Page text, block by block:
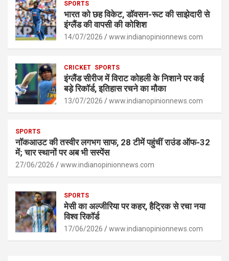
s
A
p
p
b
o
o
n
g
er
Li
n
k
e
SPORTS
भारत को छह विकेट, डॉवसन-रूट की साझेदारी से
इंग्लैंड की वापसी की कोशिश
14/07/2026 www.indianopinionnews.com
CRICKET SPORTS
इंग्लैंड सीरीज में विराट कोहली के निशाने पर कई
बड़े रिकॉर्ड, इतिहास रचने का मौका
13/07/2026 www.indianopinionnews.com
SPORTS
नॉकआउट की तस्वीर लगभग साफ, 28 टीमें पहुंचीं राउंड ऑफ-32
में; चार स्थानों पर अब भी सस्पेंस
27/06/2026 www.indianopinionnews.com
SPORTS
मेसी का अल्जीरिया पर कहर, हैट्रिक से रचा नया
विश्व रिकॉर्ड
17/06/2026 www.indianopinionnews.com